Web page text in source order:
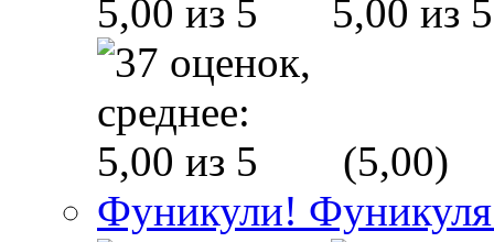
(5,00)
Фуникули!